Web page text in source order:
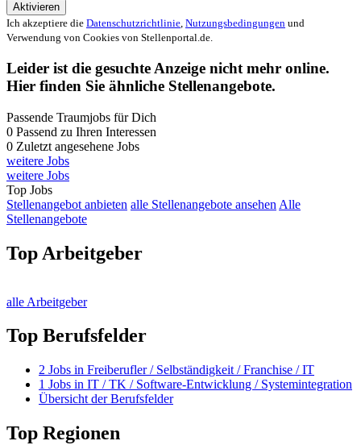
Aktivieren
Ich akzeptiere die Datenschutzrichtlinie, Nutzungsbedingungen und
Verwendung von Cookies von Stellenportal.de.
Leider ist die gesuchte Anzeige nicht mehr online.
Hier finden Sie ähnliche Stellenangebote.
Passende Traumjobs für Dich
0 Passend zu Ihren Interessen
0 Zuletzt angesehene Jobs
weitere Jobs
weitere Jobs
Top Jobs
Stellenangebot anbieten alle Stellenangebote ansehen Alle
Stellenangebote
Top Arbeitgeber
alle Arbeitgeber
Top Berufsfelder
2 Jobs in Freiberufler / Selbständigkeit / Franchise / IT
1 Jobs in IT / TK / Software-Entwicklung / Systemintegration
Übersicht der Berufsfelder
Top Regionen